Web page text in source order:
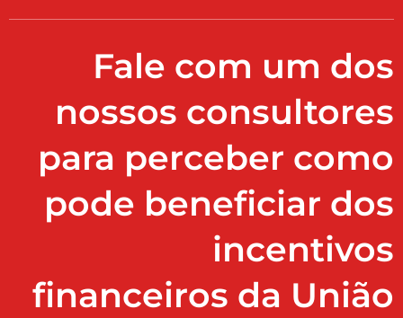
Fale com um dos
nossos consultores
para perceber como
pode beneficiar dos
incentivos
financeiros da União